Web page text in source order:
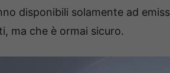
disponibili solamente ad
ma che è ormai sicuro.